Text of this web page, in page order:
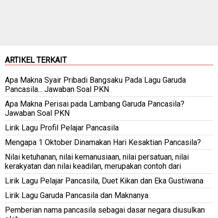
ARTIKEL TERKAIT
Apa Makna Syair Pribadi Bangsaku Pada Lagu Garuda
Pancasila... Jawaban Soal PKN
Apa Makna Perisai pada Lambang Garuda Pancasila?
Jawaban Soal PKN
Lirik Lagu Profil Pelajar Pancasila
Mengapa 1 Oktober Dinamakan Hari Kesaktian Pancasila?
Nilai ketuhanan, nilai kemanusiaan, nilai persatuan, nilai
kerakyatan dan nilai keadilan, merupakan contoh dari
Lirik Lagu Pelajar Pancasila, Duet Kikan dan Eka Gustiwana
Lirik Lagu Garuda Pancasila dan Maknanya
Pemberian nama pancasila sebagai dasar negara diusulkan